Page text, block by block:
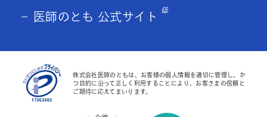
医師のとも 公式サイト
株式会社医師のともは、お客様の個人情報を適切に管理し、か
つ目的に沿って正しく利用することにより、お客さまの信頼と
ご期待に応えてまいります。